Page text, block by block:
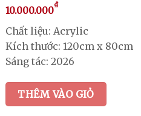
10.000.000₫
Chất liệu: Acrylic
Kích thước: 120cm x 80cm
Sáng tác: 2026
THÊM VÀO GIỎ